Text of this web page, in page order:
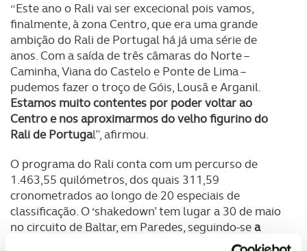
“Este ano o Rali vai ser excecional pois vamos,
finalmente, à zona Centro, que era uma grande
ambição do Rali de Portugal há já uma série de
anos. Com a saída de três câmaras do Norte –
Caminha, Viana do Castelo e Ponte de Lima –
pudemos fazer o troço de Góis, Lousã e Arganil.
Estamos muito contentes por poder voltar ao
Centro e nos aproximarmos do velho figurino do
Rali de Portugal”, afirmou.
O programa do Rali conta com um percurso de
1.463,55 quilómetros, dos quais 311,59
cronometrados ao longo de 20 especiais de
classificação. O ‘shakedown’ tem lugar a 30 de maio
no circuito de Baltar, em Paredes, seguindo-sea
partida da Porta Férrea da Universidade de